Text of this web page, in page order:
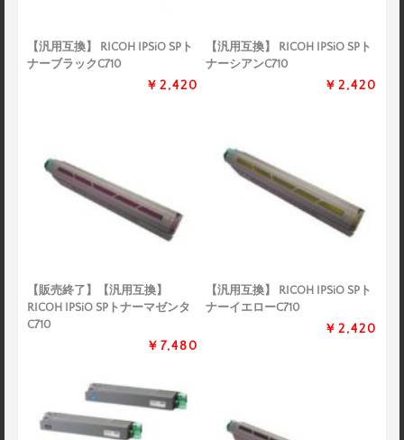
【汎用互換】 RICOH IPSiO SPト
ナーブラックC710
￥2,420
【汎用互換】 RICOH IPSiO SPト
ナーシアンC710
￥2,420
【販売終了】【汎用互換】
RICOH IPSiO SPトナーマゼンタ
C710
￥7,480
【汎用互換】 RICOH IPSiO SPト
ナーイエローC710
￥2,420